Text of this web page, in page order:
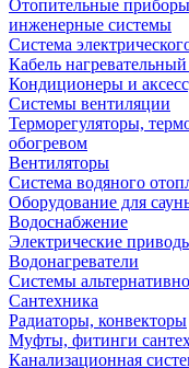
Отопительные
инженерные системы
Система
Кабель
Кондиционеры и
Системы вентиляции
Терморегуляторы,
обогревом
Вентиляторы
Система водяного
Оборудование для
Водоснабжение
Электрические
Водонагреватели
Системы
Сантехника
Радиаторы, конвекторы
Муфты, фитинги
Канализационная